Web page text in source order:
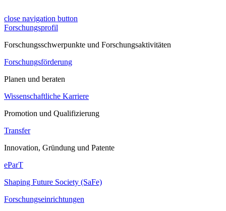
close navigation button
Forschungsprofil
Forschungsschwerpunkte und Forschungsaktivitäten
Forschungsförderung
Planen und beraten
Wissenschaftliche Karriere
Promotion und Qualifizierung
Transfer
Innovation, Gründung und Patente
eParT
Shaping Future Society (SaFe)
Forschungseinrichtungen